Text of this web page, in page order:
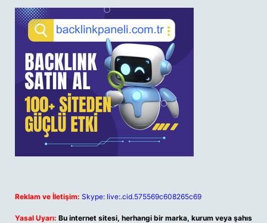
Reklam ve İletişim: Skype: live:.cid.575569c608265c69
Yasal Uyarı: Bu internet sitesi, herhangi bir marka, kurum veya şahıs